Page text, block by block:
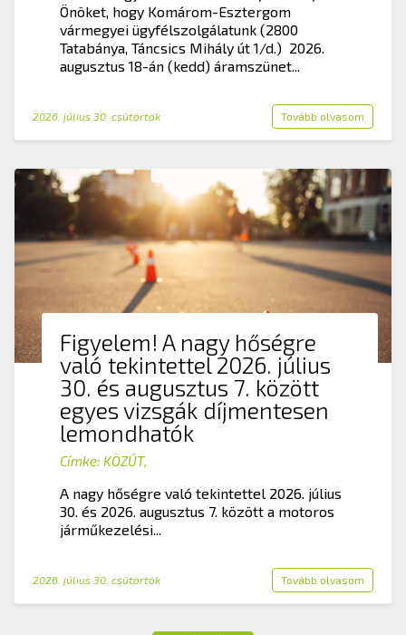
Önöket, hogy Komárom-Esztergom
vármegyei ügyfélszolgálatunk (2800
Tatabánya, Táncsics Mihály út 1/d.) 2026.
augusztus 18-án (kedd) áramszünet...
2026. július 30. csütörtök Tovább olvasom
Figyelem! A nagy hőségre
való tekintettel 2026. július
30. és augusztus 7. között
egyes vizsgák díjmentesen
lemondhatók
Címke: KÖZÚT,
A nagy hőségre való tekintettel 2026. július
30. és 2026. augusztus 7. között a motoros
járműkezelési...
2026. július 30. csütörtök Tovább olvasom